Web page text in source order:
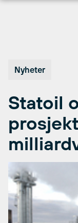
Nyheter
Statoil